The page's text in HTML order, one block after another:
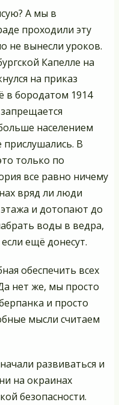
А мы в
проходили эту
не вынесли уроков.
Капелле на
на приказ
в бородатом 1914
населением
В
только по
все равно ничему
вряд ли люди
этажа и дотопают до
воды в ведра,
ещё донесут.
обеспечить всех
нет же, мы просто
и просто
мысли считаем
развиваться и
на окраинах
безопасности.